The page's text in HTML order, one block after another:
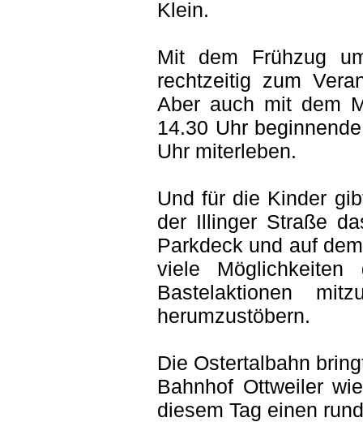
Klein.
Mit dem Frühzug
rechtzeitig zum
Aber auch mit dem
14.30 Uhr
Uhr miterleben.
Und für die Kinder
der Illinger Straße
Parkdeck und auf
viele Möglichkeiten
Bastelaktionen
herumzustöbern.
Die Ostertalbahn
Bahnhof Ottweiler
diesem Tag einen